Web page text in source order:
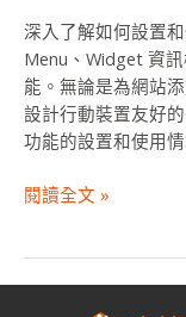
深入了解如何設置
Menu、Widget 資
能。無論是為網站
設計行動裝置友好
功能的設置和使用
閱讀全文 »